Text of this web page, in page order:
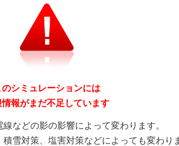
のシミュレーションには
情報がまだ不足しています
などの影の影響によって変わります。
雪対策、塩害対策などによっても変わり